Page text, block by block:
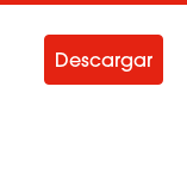
Descargar